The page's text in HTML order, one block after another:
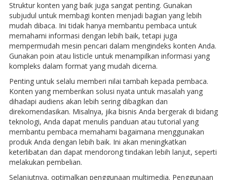
Struktur konten yang baik juga sangat penting. Gunakan
subjudul untuk membagi konten menjadi bagian yang lebih
mudah dibaca. Ini tidak hanya membantu pembaca untuk
memahami informasi dengan lebih baik, tetapi juga
mempermudah mesin pencari dalam mengindeks konten Anda.
Gunakan poin atau listicle untuk menampilkan informasi yang
kompleks dalam format yang mudah dicerna.
Penting untuk selalu memberi nilai tambah kepada pembaca.
Konten yang memberikan solusi nyata untuk masalah yang
dihadapi audiens akan lebih sering dibagikan dan
direkomendasikan. Misalnya, jika bisnis Anda bergerak di bidang
teknologi, Anda dapat menulis panduan atau tutorial yang
membantu pembaca memahami bagaimana menggunakan
produk Anda dengan lebih baik. Ini akan meningkatkan
keterlibatan dan dapat mendorong tindakan lebih lanjut, seperti
melakukan pembelian.
Selanjutnya, optimalkan penggunaan multimedia. Penggunaan